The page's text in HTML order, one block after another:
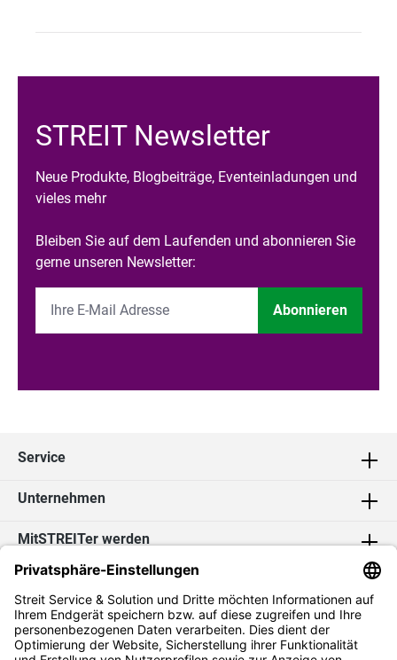
STREIT Newsletter
Neue Produkte, Blogbeiträge, Eventeinladungen und
vieles mehr
Bleiben Sie auf dem Laufenden und abonnieren Sie
gerne unseren Newsletter:
Abonnieren
Service
Unternehmen
MitSTREITer werden
Kontakt
Social Media